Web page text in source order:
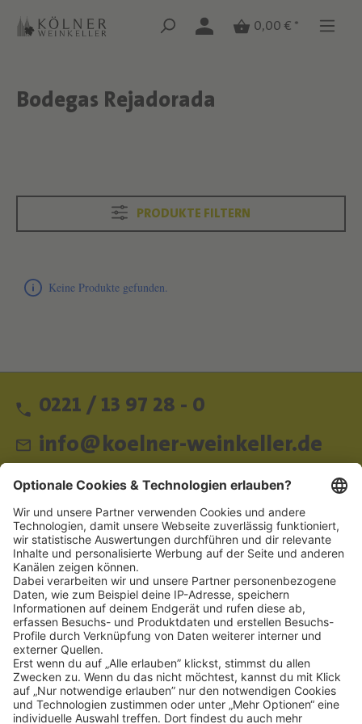
Zum Hauptinhalt springen
Zum Hauptinhalt springen
0,00 € *
Text überspringen
Bodegas Rejadorada
Text überspringen
PRODUKTE FILTERN
Keine Produkte gefunden.
0221 / 13 97 28 - 0
info@koelner-weinkeller.de
Schnellzugriff
ZAHLUNGSMETHODEN
SOCIAL
NEWSLETTER
BESUCHEN SIE UNS